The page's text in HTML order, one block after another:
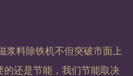
浆料除铁机不但突破市面上
的还是节能，我们节能取决